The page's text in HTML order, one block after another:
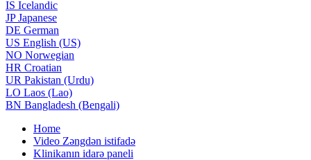
IS Icelandic
JPJapanese
DE German
US English (US)
NO Norwegian
HR Croatian
UR Pakistan (Urdu)
LO Laos (Lao)
BN Bangladesh (Bengali)
Home
Video Zəngdən istifadə
Klinikanın idarə paneli